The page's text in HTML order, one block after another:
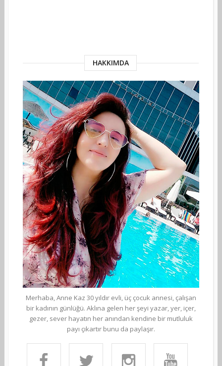
HAKKIMDA
Merhaba, Anne Kaz 30 yıldır evli, üç çocuk annesi, çalışan
bir kadının günlüğü. Aklına gelen her şeyi yazar, yer, içer,
gezer, sever hayatın her anından kendine bir mutluluk
payı çıkartır bunu da paylaşır.